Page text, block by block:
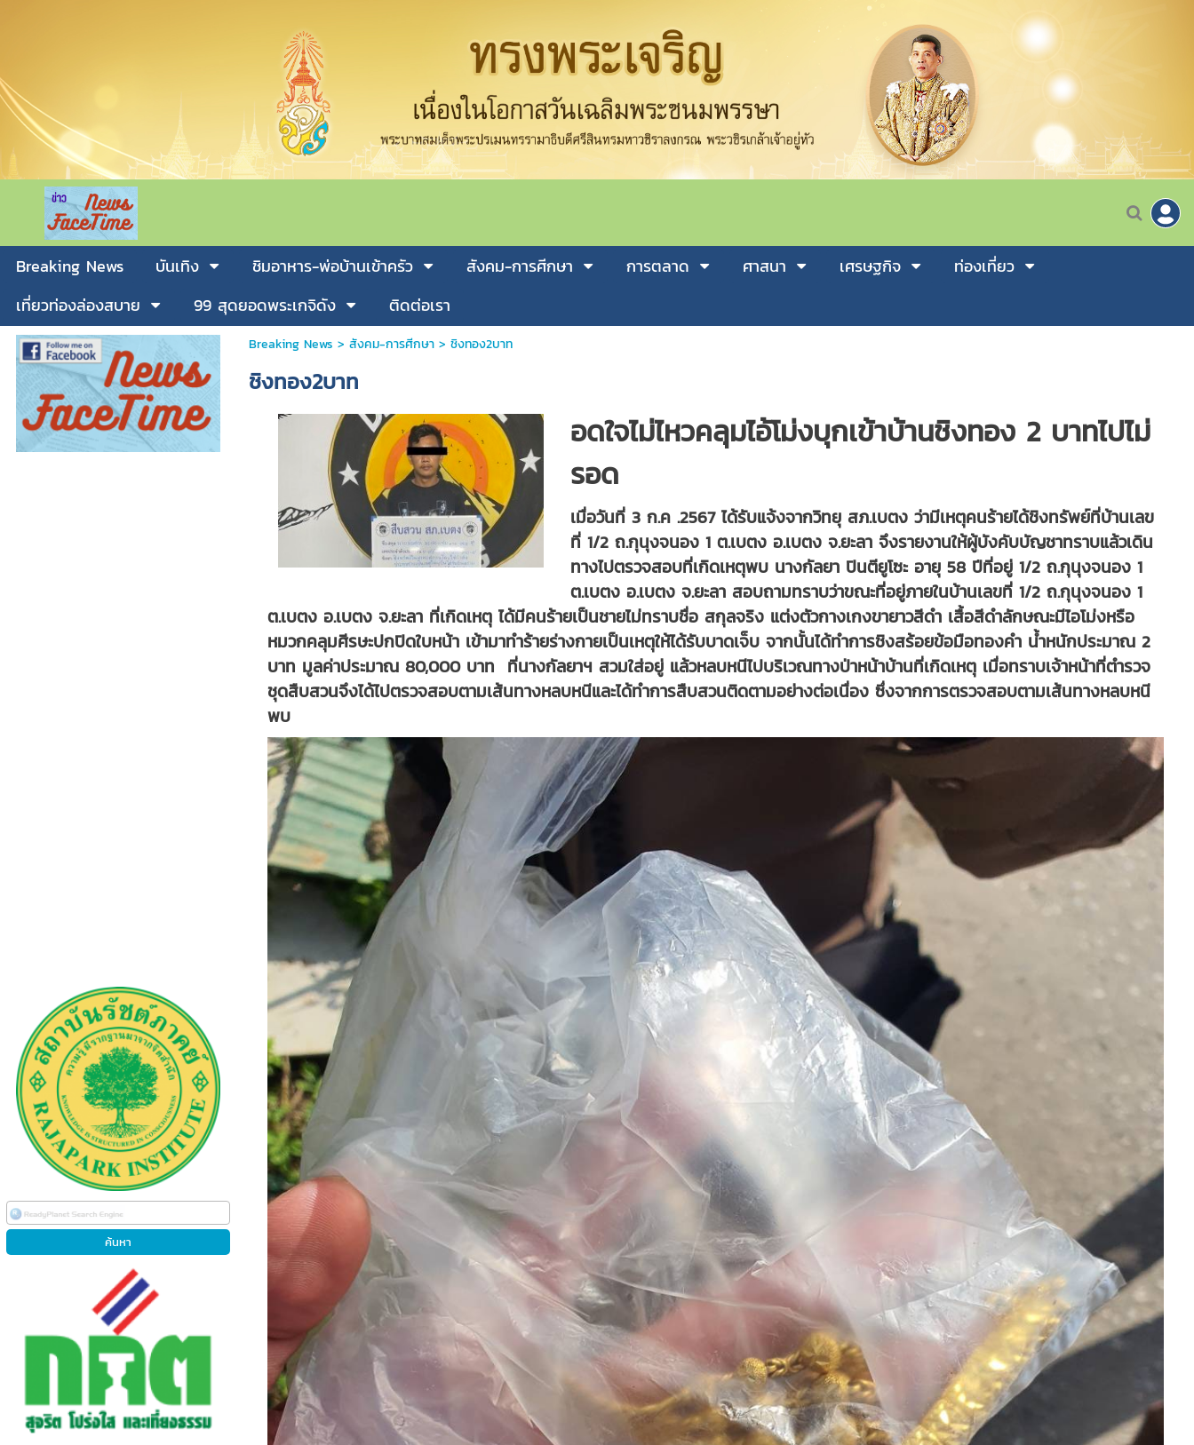
Breaking News บันเทิง ชิมอาหาร-พ่อบ้านเข้าครัว สังคม-การศีกษา การตลาด ศาสนา เศรษฐกิจ
ท่องเที่ยว
เที่ยวท่องล่องสบาย
99 สุดยอดพระเกจิดัง ติดต่อเรา
Breaking News > สังคม-การศีกษา> ชิงทอง2บาท
ชิงทอง2บาท
อดใจไม่ไหวคลุมไอ้โม่งบุกเข้าบ้านชิงทอง 2 บาทไปไม่
รอด
เมื่อวันที่ 3 ก.ค .2567 ได้รับแจ้งจากวิทยุ สภ.เบตง ว่ามีเหตุคนร้ายได้ชิงทรัพย์ที่บ้านเลข
ที่ 1/2 ถ.กุนุงจนอง 1 ต.เบตง อ.เบตง จ.ยะลา จึงรายงานให้ผู้บังคับบัญชาทราบแล้วเดิน
ทางไปตรวจสอบที่เกิดเหตุพบ นางกัลยา ปินตียูโซะ อายุ 58 ปีที่อยู่ 1/2 ถ.กุนุงจนอง 1
ต.เบตง อ.เบตง จ.ยะลา สอบถามทราบว่าขณะที่อยู่ภายในบ้านเลขที่ 1/2 ถ.กุนุงจนอง 1
ต.เบตง อ.เบตง จ.ยะลา ที่เกิดเหตุ ได้มีคนร้ายเป็นชายไม่ทราบชื่อ สกุลจริง แต่งตัวกางเกงขายาวสีดำ เสื้อสีดำลักษณะมีไอโม่งหรือ
หมวกคลุมศีรษะปกปิดใบหน้า เข้ามาทำร้ายร่างกายเป็นเหตุให้ได้รับบาดเจ็บ จากนั้นได้ทำการชิงสร้อยข้อมือทองคำ น้ำหนักประมาณ 2
บาท มูลค่าประมาณ 80,000 บาท ที่นางกัลยาฯ สวมใส่อยู่ แล้วหลบหนีไปบริเวณทางป่าหน้าบ้านที่เกิดเหตุ เมื่อทราบเจ้าหน้าที่ตำรวจ
ชุดสืบสวนจึงได้ไปตรวจสอบตามเส้นทางหลบหนีและได้ทำการสืบสวนติดตามอย่างต่อเนื่อง ซึ่งจากการตรวจสอบตามเส้นทางหลบหนี
พบ